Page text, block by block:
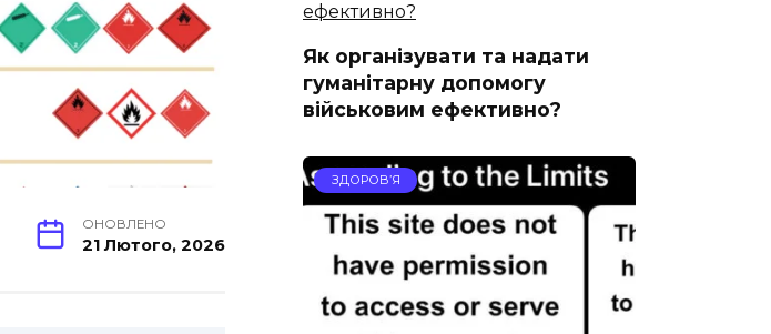
ОНОВЛЕНО
21 Лютого, 2026
Як організувати та надати
гуманітарну допомогу
військовим ефективно?
ЗДОРОВ’Я